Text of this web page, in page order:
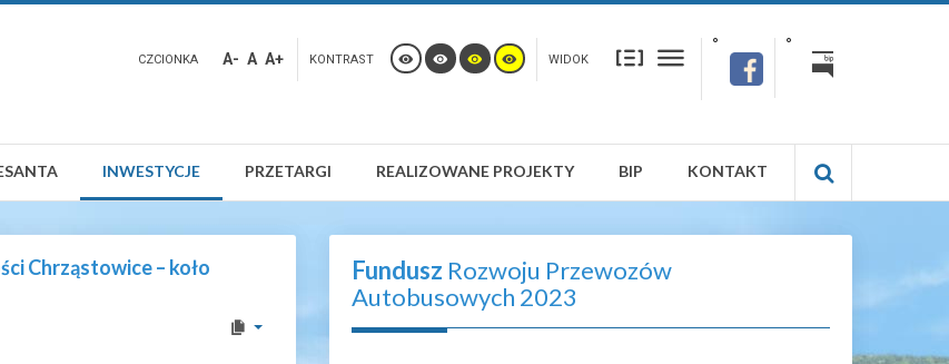
CZCIONKA A- A A+ KONTRAST WIDOK
INWESTYCJE PRZETARGI REALIZOWANE PROJEKTY BIP KONTAKT
Chrząstowice – koło
Fundusz Rozwoju Przewozów
Autobusowych 2023